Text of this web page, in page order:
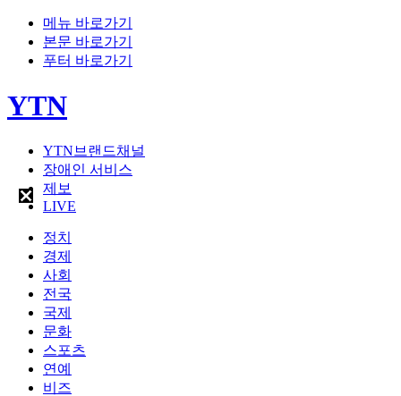
메뉴 바로가기
본문 바로가기
푸터 바로가기
YTN
YTN브랜드채널
장애인 서비스
제보
LIVE
정치
경제
사회
전국
국제
문화
스포츠
연예
비즈